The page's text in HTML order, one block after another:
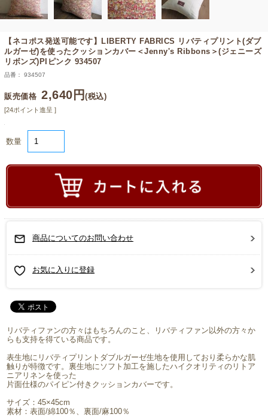
【ネコポス発送可能です】LIBERTY FABRICS リバティプリント(ダブ
ルガーゼ)を使ったクッションカバー＜Jenny's Ribbons＞(ジェニーズ
リボンズ)PIピンク 934507
品番： 934507
販売価格 2,640円(税込)
[24ポイント進呈 ]
数量
商品についてのお問い合わせ
お気に入りに登録
リバティファンの方々はもちろんのこと、リバティファン以外の方々か
らも支持を得ている商品です。
表生地にリバティプリントダブルガーゼ生地を使用しており柔らかな肌
触りが特徴です。裏生地にソフト加工を施したハイクオリティのリトア
ニアリネンを使った
片面仕様のパイピン付きクッションカバーです。
サイズ：45×45cm
素材：表面/綿100％、裏面/麻100％